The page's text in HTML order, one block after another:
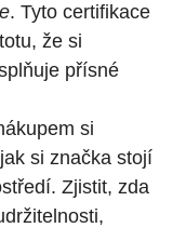
. Tyto certifikace
že si
přísné
si
si značka stojí
Zjistit, zda